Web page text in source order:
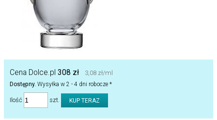
Cena Dolce.pl 308 zł 3,08 zł/ml
Dostępny. Wysyłka w 2 - 4 dni robocze *
Ilość szt.